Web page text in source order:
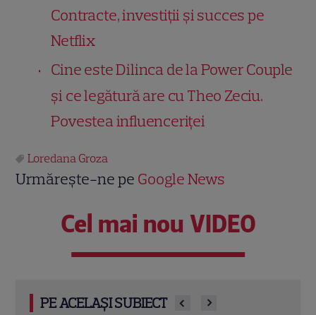
Contracte, investiții și succes pe
Netflix
Cine este Dilinca de la Power Couple
și ce legătură are cu Theo Zeciu.
Povestea influenceriței
Loredana Groza
Urmărește-ne pe Google News
Cel mai nou VIDEO
PE ACELAȘI SUBIECT